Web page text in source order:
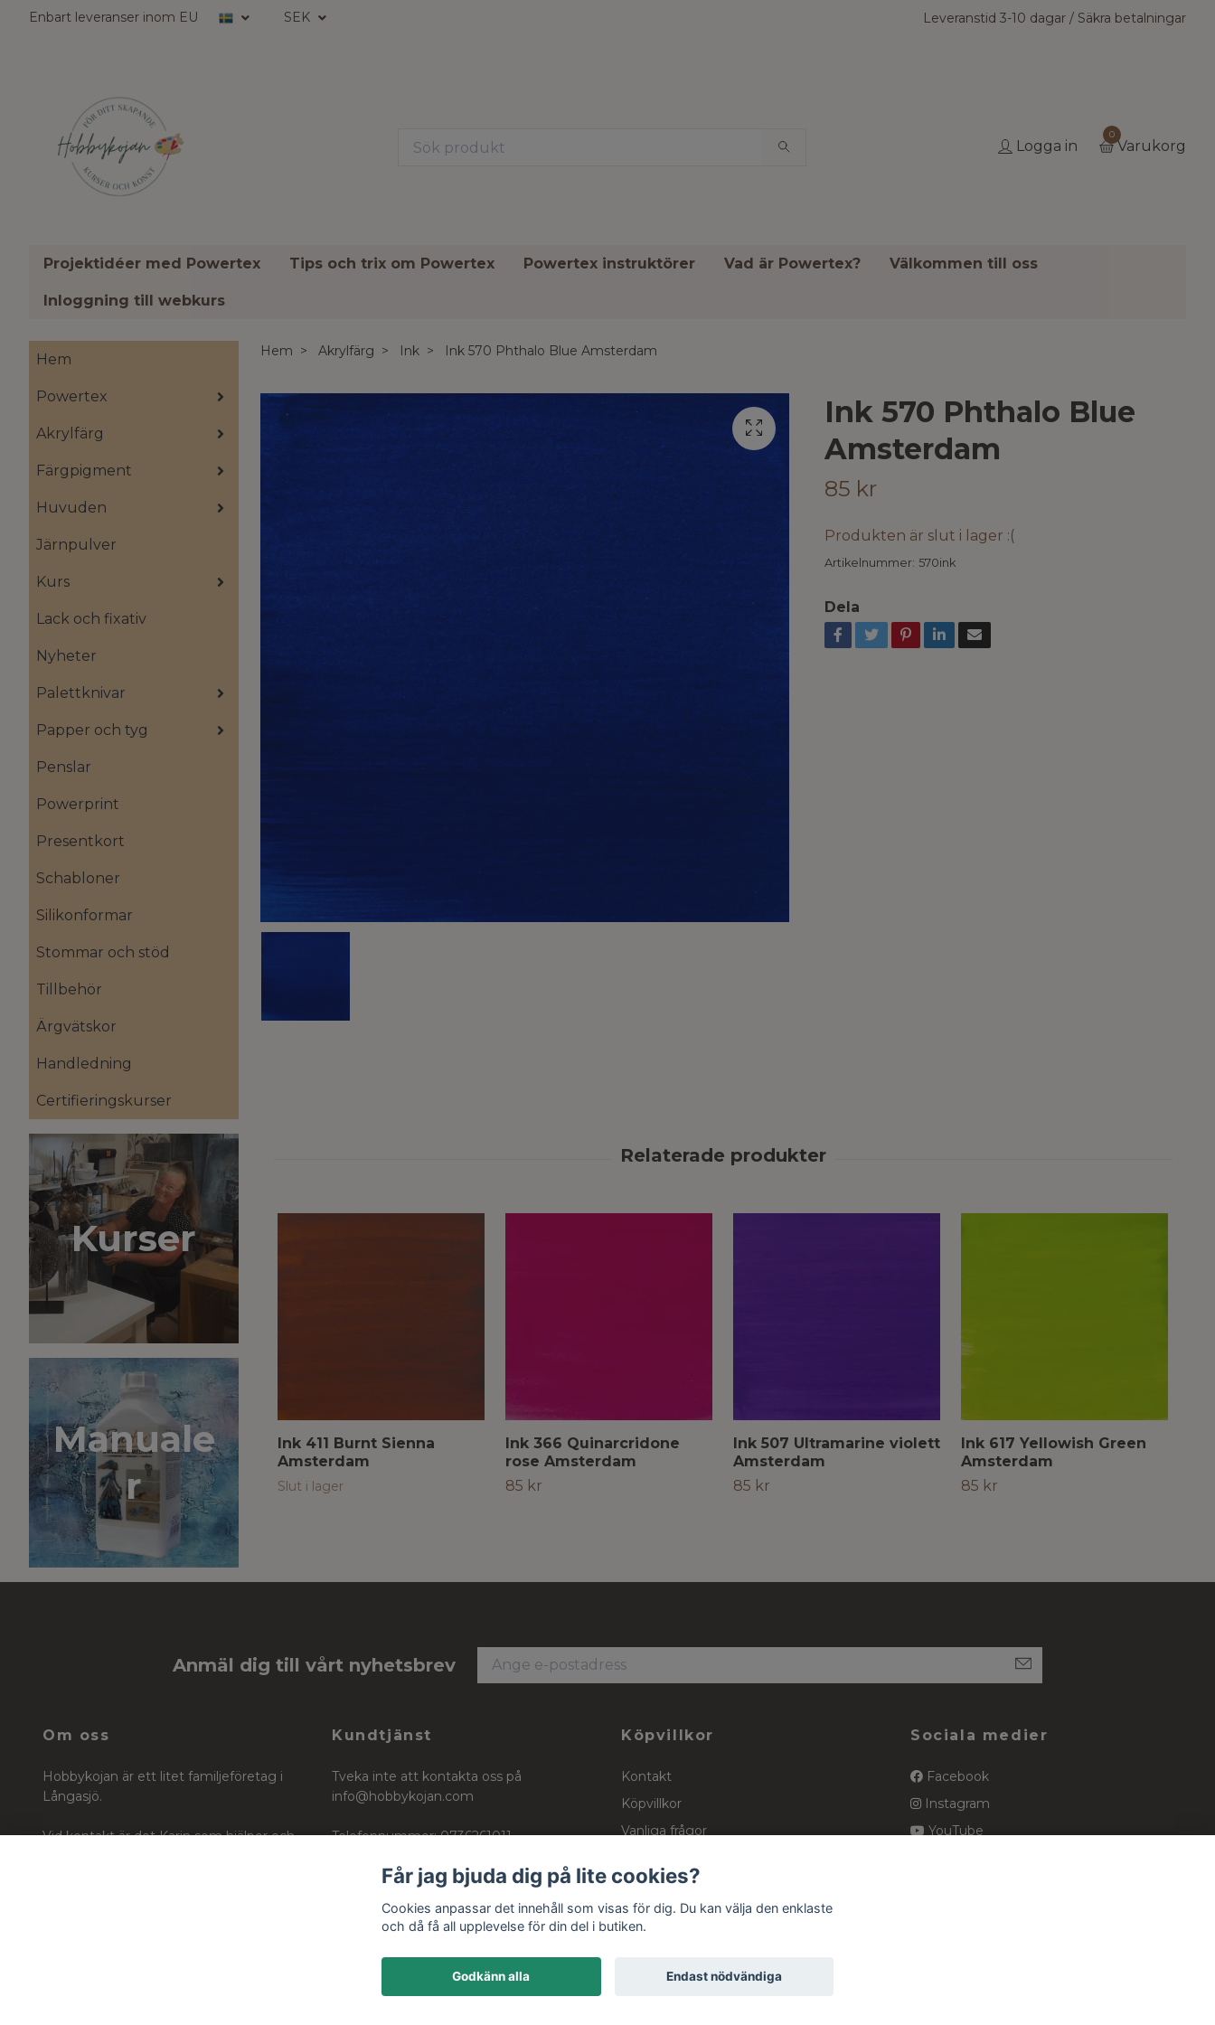
Enbart leveranser inom EU SEK Leveranstid 3-10 dagar / Säkra betalningar
Logga in
0
Varukorg
Projektidéer med Powertex Tips och trix om Powertex Powertex instruktörer Vad är Powertex? Välkommen till oss
Inloggning till webkurs
Hem
Powertex
Akrylfärg
Färgpigment
Huvuden
Järnpulver
Kurs
Lack och fixativ
Nyheter
Palettknivar
Papper och tyg
Penslar
Powerprint
Presentkort
Schabloner
Silikonformar
Stommar och stöd
Tillbehör
Ärgvätskor
Handledning
Certifieringskurser
Kurser
Manuale
r
Hem Akrylfärg Ink Ink 570 Phthalo Blue Amsterdam
Ink 570 Phthalo Blue
Amsterdam
85 kr
Produkten är slut i lager :(
Artikelnummer: 570ink
Dela
Ink 411 Burnt Sienna
Amsterdam
Slut i lager
Ink 366 Quinarcridone
rose Amsterdam
85 kr
Ink 507 Ultramarine violett
Amsterdam
85 kr
Ink 617 Yellowish Green
Amsterdam
85 kr
Anmäl dig till vårt nyhetsbrev
Om oss
Hobbykojan är ett litet familjeföretag i
Långasjö.
Vid kontakt är det Karin som hjälper och
Kundtjänst
Tveka inte att kontakta oss på
info@hobbykojan.com
Telefonnummer: 0736261011
Köpvillkor
Kontakt
Köpvillkor
Vanliga frågor
Sociala medier
Facebook
Instagram
YouTube
Får jag bjuda dig på lite cookies?
Cookies anpassar det innehåll som visas för dig. Du kan välja den enklaste
och då få all upplevelse för din del i butiken.
Godkänn alla Endast nödvändiga